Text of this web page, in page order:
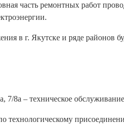
часть ремонтных работ
в г. Якутске и ряде районов
7/8а – техническое
технологическому